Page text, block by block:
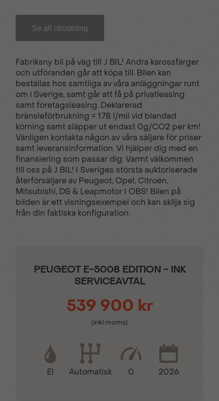
Adaptiv farthållare
Ambient LED lights
med 8 färgval
Automatisk
klimatanläggning
Defroster sidospeglar
Elektrisk
parkeringsbroms
Elinfällbara sidospeglar
Keyless lås- &
startsystem
Kollisionsvarnare
Läderklädd
Motoriserad handsfree
Se all utrustning
Fabriksny bil på väg till J BIL! Andra karossfärger
och utföranden går att köpa till. Bilen kan
beställas hos samtliga av våra anläggningar runt
om i Sverige, samt går att få på privatleasing
samt företagsleasing. Deklarerad
bränsleförbrukning = 1.78 l/mil vid blandad
körning samt släpper ut endast 0g/CO2 per km!
Vänligen kontakta någon av våra säljare för priser
samt leveransinformation. Vi hjälper dig med en
finansiering som passar dig. Varmt välkommen
till oss på J BIL! I Sveriges största auktoriserade
återförsäljare av Peugeot, Opel, Citroën,
Mitsubishi, DS & Leapmotor I OBS! Bilen på
bilden är ett visningsexempel och kan skilja sig
från din faktiska konfiguration.
PEUGEOT E-5008 EDITION - INK
SERVICEAVTAL
539 900 kr
(inkl.moms)
El Automatisk 0 2026